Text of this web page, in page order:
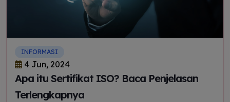
INFORMASI
4 Jun, 2024
Apa itu Sertifikat ISO? Baca Penjelasan
Terlengkapnya